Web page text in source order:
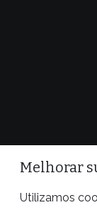
Melhorar
Utilizamos